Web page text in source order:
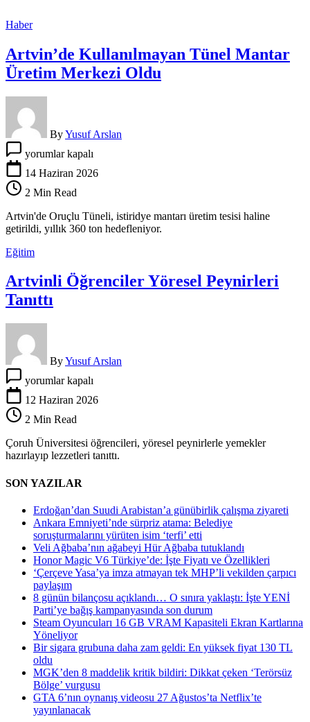
Haber
Artvin’de Kullanılmayan Tünel Mantar
Üretim Merkezi Oldu
ByYusuf Arslan
Kullanılmayan
Tünel
Üretim
Oldu
için
yorumlar kapalı
14 Haziran 2026
2 Min Read
Artvin'de Oruçlu Tüneli, istiridye mantarı üretim tesisi haline
getirildi, yıllık 360 ton hedefleniyor.
Eğitim
Artvinli Öğrenciler Yöresel Peynirleri
Tanıttı
ByYusuf Arslan
Öğrenciler
Yöresel
Tanıttı
için
yorumlar kapalı
12 Haziran 2026
2 Min Read
Çoruh Üniversitesi öğrencileri, yöresel peynirlerle yemekler
hazırlayıp lezzetleri tanıttı.
SON YAZILAR
Erdoğan’dan Suudi Arabistan’a günübirlik çalışma ziyareti
Ankara Emniyeti’nde sürpriz atama: Belediye
soruşturmalarını yürüten isim ‘terfi’ etti
Veli Ağbaba’nın ağabeyi Hür Ağbaba tutuklandı
Honor Magic V6 Türkiye’de: İşte Fiyatı ve Özellikleri
‘Çerçeve Yasa’ya imza atmayan tek MHP’li vekilden çarpıcı
paylaşım
8 günün bilançosu açıklandı… O sınıra yaklaştı: İşte YENİ
Parti’ye bağış kampanyasında son durum
Steam Oyuncuları 16 GB VRAM Kapasiteli Ekran Kartlarına
Yöneliyor
Bir sigara grubuna daha zam geldi: En yüksek fiyat 130 TL
oldu
MGK’den 8 maddelik kritik bildiri: Dikkat çeken ‘Terörsüz
Bölge’ vurgusu
GTA 6’nın oynanış videosu 27 Ağustos’ta Netflix’te
yayınlanacak